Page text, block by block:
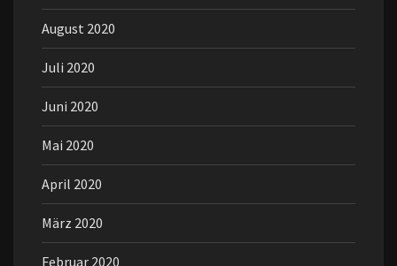
August 2020
Juli 2020
Juni 2020
Mai 2020
April 2020
März 2020
Februar 2020